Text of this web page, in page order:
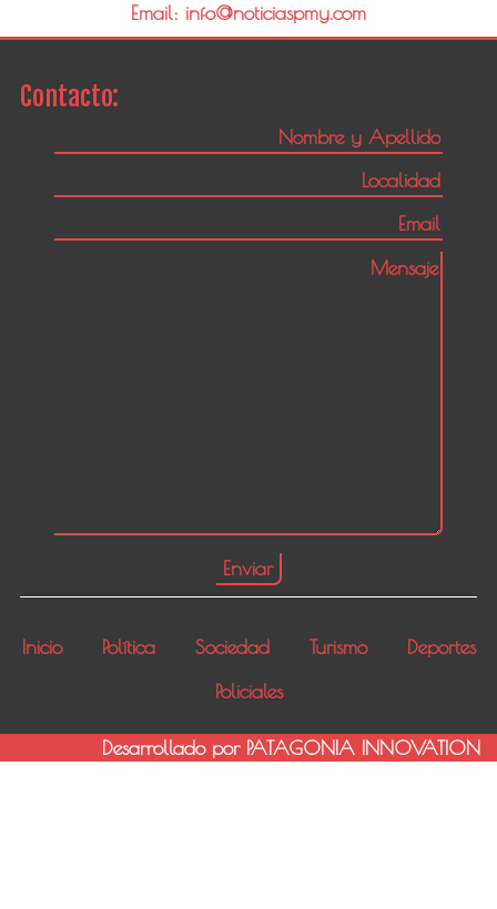
Email: info@noticiaspmy.com
Contacto:
Inicio Política Sociedad Turismo
Deportes
Policiales
Desarrollado por PATAGONIA INNOVATION